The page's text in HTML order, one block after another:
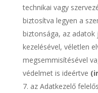
technikai vagy
biztosítva legyen a
biztonsága, az adatok
kezelésével, véletlen
megsemmisítésével
védelmet is ideértve
az Adatkezelő